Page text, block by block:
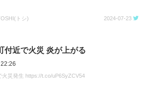
トシ) 2024-07-23
付近で火災 炎が上がる
火災発生 https://t.co/uP6SyZCV54